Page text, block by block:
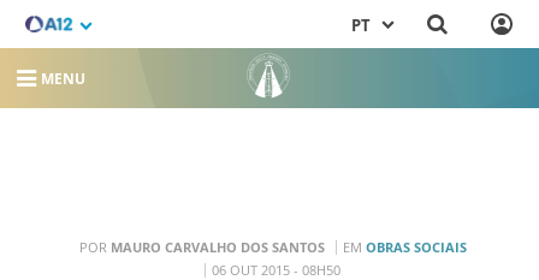
PT
MENU
POR MAURO CARVALHO DOS SANTOS EM OBRAS SOCIAIS
06 OUT 2015 - 08H50